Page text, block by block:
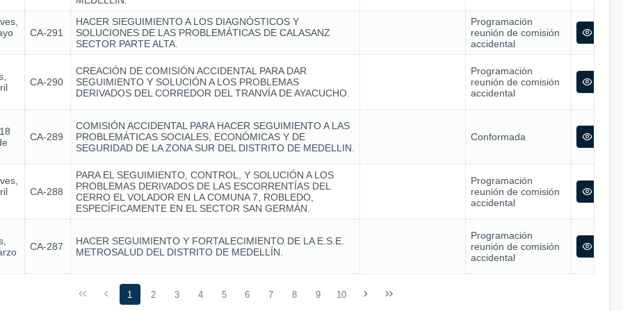
CA-291
HACER SIEGUIMIENTO A LOS DIAGNÓSTICOS Y
SOLUCIONES DE LAS PROBLEMÁTICAS DE CALASANZ
SECTOR PARTE ALTA.
Programación
reunión de comisión
accidental
CA-290
CREACIÓN DE COMISIÓN ACCIDENTAL PARA DAR
SEGUIMIENTO Y SOLUCIÓN A LOS PROBLEMAS
DERIVADOS DEL CORREDOR DEL TRANVÍA DE AYACUCHO.
Programación
reunión de comisión
accidental
CA-289
COMISIÓN ACCIDENTAL PARA HACER SEGUIMIENTO A LAS
PROBLEMÁTICAS SOCIALES, ECONÓMICAS Y DE
SEGURIDAD DE LA ZONA SUR DEL DISTRITO DE MEDELLIN.
Conformada
CA-288
PARA EL SEGUIMIENTO, CONTROL, Y SOLUCIÓN A LOS
PROBLEMAS DERIVADOS DE LAS ESCORRENTÍAS DEL
CERRO EL VOLADOR EN LA COMUNA 7, ROBLEDO,
ESPECÍFICAMENTE EN EL SECTOR SAN GERMÁN.
Programación
reunión de comisión
accidental
CA-287
HACER SEGUIMIENTO Y FORTALECIMIENTO DE LA E.S.E.
METROSALUD DEL DISTRITO DE MEDELLÍN.
Programación
reunión de comisión
accidental
1 2 3 4 5 6 7 8 9 10